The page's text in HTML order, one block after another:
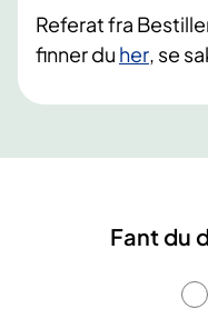
Referat fra
finner du her , se
Fant du